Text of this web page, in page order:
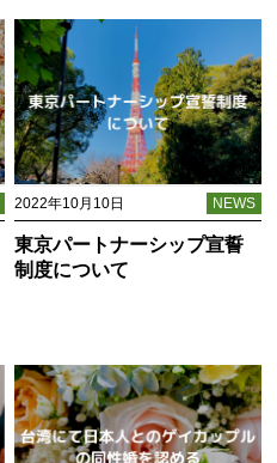
2022年10月10日 NEWS
東京パートナーシップ宣誓
制度について